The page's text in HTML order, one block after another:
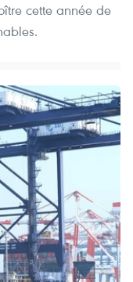
cette année de